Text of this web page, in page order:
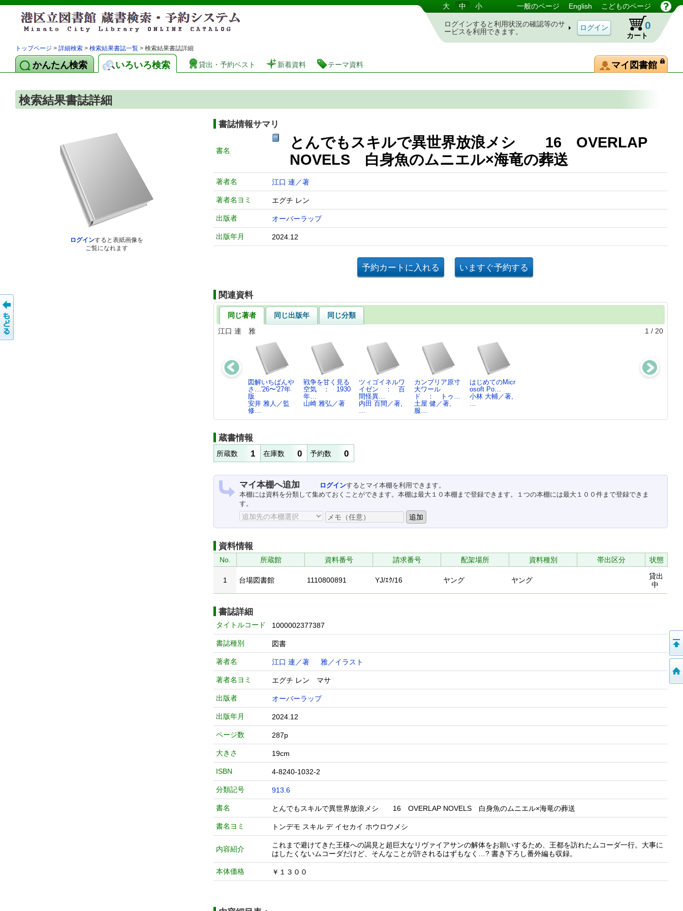
港区立図書館 蔵書検索・予約システム 大 中 小 一般のページ English こどものページ
ログインすると利用状況の確認等のサ
ービスを利用できます。
カート
0
トップページ > 詳細検索 > 検索結果書誌一覧 > 検索結果書誌詳細
かんたん検索 いろいろ検索 貸出・予約ベスト 新着資料 テーマ資料 マイ図書館
検索結果書誌詳細
ログインすると表紙画像を
ご覧になれます
書誌情報サマリ
書名
とんでもスキルで異世界放浪メシ 16 OVERLAP
NOVELS 白身魚のムニエル×海竜の葬送
著者名 江口 連／著
著者名ヨミ エグチ レン
出版者 オーバーラップ
出版年月 2024.12
関連資料
同じ著者 同じ出版年
同じ分類
江口 連 雅
1 / 20
図解いちばんや
さ…'26〜'27年
版
安井 雅人／監
修…
戦争を甘く見る
空気 ： 1930
年…
山崎 雅弘／著
ツィゴイネルワ
イゼン ： 百
間怪異…
内田 百間／著,
…
カンブリア原寸
大ワール
ド ： トゥ…
土屋 健／著,
服…
はじめてのMicr
osoft Po…
小林 大輔／著,
…
蔵書情報
所蔵数 1 在庫数 0 予約数 0
マイ本棚へ追加 ログインするとマイ本棚を利用できます。
本棚には資料を分類して集めておくことができます。本棚は最大１０本棚まで登録できます。１つの本棚には最大１００件まで登録できま
す。
資料情報
No. 所蔵館 資料番号 請求番号 配架場所 資料種別 帯出区分 状態
1 台場図書館 1110800891 YJ/ｴｸ/16 ヤング ヤング
貸出
中
書誌詳細
タイトルコード 1000002377387
書誌種別 図書
著者名 江口 連／著 雅／イラスト
著者名ヨミ エグチ レン マサ
出版者 オーバーラップ
出版年月 2024.12
ページ数 287p
大きさ 19cm
ISBN 4-8240-1032-2
分類記号 913.6
書名 とんでもスキルで異世界放浪メシ 16 OVERLAP NOVELS 白身魚のムニエル×海竜の葬送
書名ヨミ トンデモ スキル デ イセカイ ホウロウメシ
内容紹介
これまで避けてきた王様への謁見と超巨大なリヴァイアサンの解体をお願いするため、王都を訪れたムコーダ一行。大事に
はしたくないムコーダだけど、そんなことが許されるはずもなく…? 書き下ろし番外編も収録。
本体価格 ￥１３００